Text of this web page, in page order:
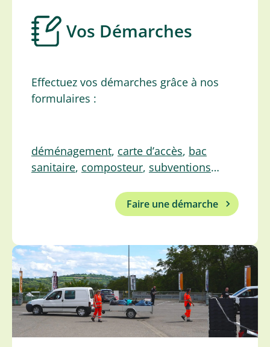
Vos Démarches
Effectuez vos démarches grâce à nos
formulaires :
déménagement, carte d’accès, bac
sanitaire, composteur, subventions…
Faire une démarche